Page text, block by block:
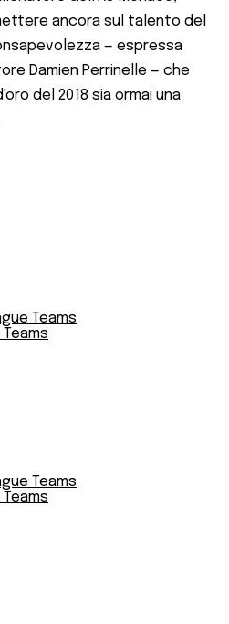
ancora sul talento del
— espressa
Damien Perrinelle — che
del 2018 sia ormai una
Teams
Teams
Teams
Teams